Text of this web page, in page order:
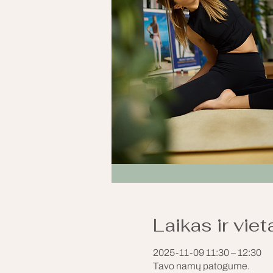
Laikas ir
2025-11-09 11:30 – 12:30
Tavo namų patogume.